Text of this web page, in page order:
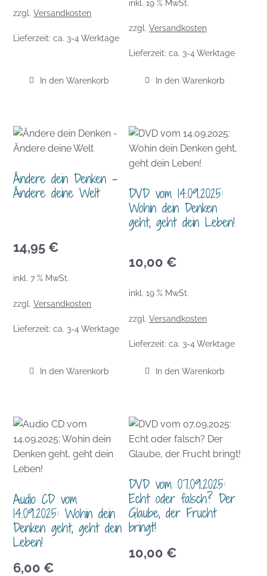
zzgl.Versandkosten
Lieferzeit:ca. 3-4 Werktage
In den Warenkorb
inkl. 19 % MwSt.
zzgl. Versandkosten
Lieferzeit: ca. 3-4 Werktage
In den Warenkorb
Ändere dein Denken –
Ändere deine Welt
14,95 €
inkl. 7 % MwSt.
zzgl.Versandkosten
Lieferzeit:ca. 3-4 Werktage
In den Warenkorb
DVD vom 14.09.2025:
Wohin dein Denken
geht, geht dein Leben!
10,00 €
inkl. 19 % MwSt.
zzgl. Versandkosten
Lieferzeit: ca. 3-4 Werktage
In den Warenkorb
Audio CD vom
14.09.2025: Wohin dein
Denken geht, geht dein
Leben!
6,00 €
DVD vom 07.09.2025:
Echt oder falsch? Der
Glaube, der Frucht
bringt!
10,00 €